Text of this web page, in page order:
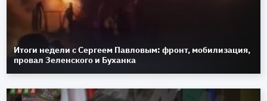
Итоги недели с Сергеем Павловым: фронт, мобилизация,
провал Зеленского и Буханка